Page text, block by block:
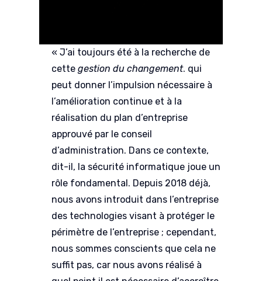
« J’ai toujours été à la recherche de
cette gestion du changement. qui
peut donner l’impulsion nécessaire à
l’amélioration continue et à la
réalisation du plan d’entreprise
approuvé par le conseil
d’administration. Dans ce contexte,
dit-il, la sécurité informatique joue un
rôle fondamental. Depuis 2018 déjà,
nous avons introduit dans l’entreprise
des technologies visant à protéger le
périmètre de l’entreprise ; cependant,
nous sommes conscients que cela ne
suffit pas, car nous avons réalisé à